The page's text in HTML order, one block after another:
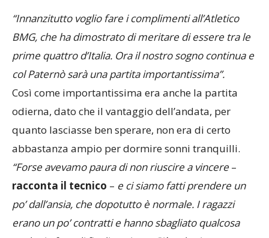
BMG, che ha dimostrato di meritare di essere tra le
prime quattro d’Italia. Ora il nostro sogno continua e
col Paternò sarà una partita importantissima”.
Così come importantissima era anche la partita
odierna, dato che il vantaggio dell’andata, per
quanto lasciasse ben sperare, non era di certo
abbastanza ampio per dormire sonni tranquilli.
“Forse avevamo paura di non riuscire a vincere–
racconta il tecnico– e ci siamo fatti prendere un
po’ dall’ansia, che dopotutto è normale. I ragazzi
erano un po’ contratti e hanno sbagliato qualcosa
anche in fase di finalizzazione. Già nel primo tempo